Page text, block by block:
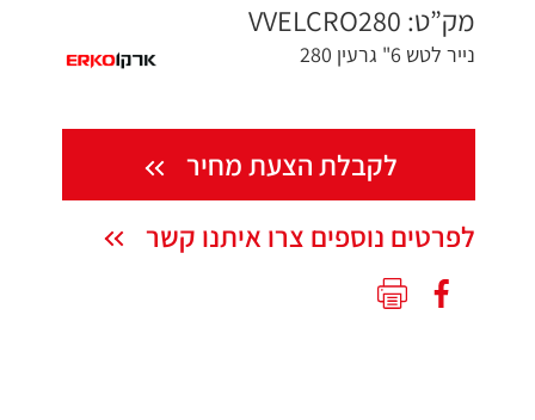
מק”ט: VVELCRO280
נייר לטש 6" גרעין 280
לקבלת הצעת מחיר
לפרטים נוספים צרו איתנו קשר